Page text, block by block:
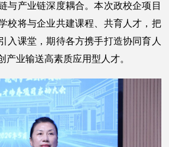
与产业链深度耦合。本次政校企项目
校将与企业共建课程、共育人才，把
入课堂，期待各方携手打造协同育人
产业输送高素质应用型人才。